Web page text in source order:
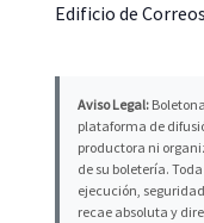
Edificio de
Aviso Legal:
plataforma de
productora ni
de su boletería.
ejecución,
recae absoluta y